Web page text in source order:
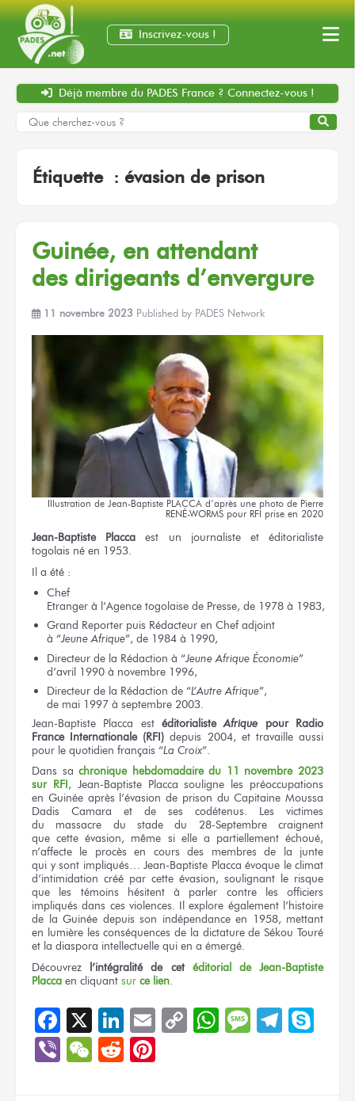
Inscrivez-vous !
Déjà membre du PADES France ? Connectez-vous !
Étiquette : évasion de prison
Guinée, en attendant
des dirigeantsd’envergure
11 novembre 2023 Published by PADES Network
Illustration de Jean-Baptiste PLACCA d’après une photo de Pierre
RENÉ-WORMS pour RFI prise en 2020
Jean-Baptiste Placca est un journaliste
et éditorialiste
togolais né en 1953.
Il a été :
Chef
Etrangerà l’Agence togolaisede Presse, de 1978 à 1983,
Grand Reporter puis Rédacteur en Chef adjoint
à “Jeune Afrique”, de 1984 à 1990,
Directeurde la Rédaction à “Jeune Afrique Économie”
d’avril 1990 à novembre 1996,
Directeurde la Rédaction de “L’Autre Afrique”,
de mai 1997 à septembre 2003.
Jean-Baptiste Placca estéditorialiste Afrique
pour Radio
France Internationale (RFI) depuis 2004, et travailleaussi
pour le quotidien français “La Croix”.
Dans sachroniquehebdomadairedu 11 novembre 2023
sur RFI, Jean-Baptiste Placca souligne
les préoccupations
en Guinée après l’évasion de prison du Capitaine Moussa
Dadis Camara et de ses codétenus.
Les victimes
du massacre
du stade du 28-Septembrecraignent
que cette évasion, même si elle a partiellement échoué,
n’affecte
le procès en cours des membres de la junte
qui y sont impliqués… Jean-Baptiste Placca évoque le climat
d’intimidation créé par cette évasion, soulignant le risque
que les témoins hésitent à parler contre
les officiers
impliquésdans ces violences. Il explore également l’histoire
de la Guinée depuis son indépendance en 1958, mettant
en lumière les conséquences de la dictature de Sékou Touré
et la diaspora intellectuelle qui en a émergé.
Découvrez l’intégralité de cet éditorial de Jean-Baptiste
Placca en cliquant sur ce lien.
Facebook
X LinkedIn
EmailCopyWhatsApp
Message
ViberWeChat
Reddit